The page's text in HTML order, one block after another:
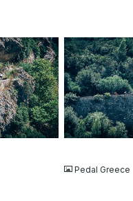
JPG
Pedal Greece